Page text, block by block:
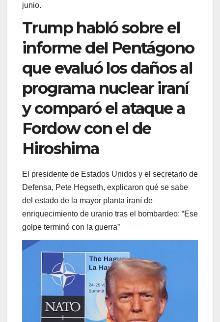
junio.
Trump habló sobre el
informe del Pentágono
que evaluó los daños al
programa nuclear iraní
y comparó el ataque a
Fordow con el de
Hiroshima
El presidente de Estados Unidos y el secretario de
Defensa, Pete Hegseth, explicaron qué se sabe
del estado de la mayor planta iraní de
enriquecimiento de uranio tras el bombardeo: “Ese
golpe terminó con la guerra”